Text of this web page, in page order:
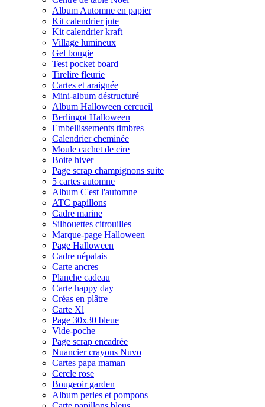
Album Automne en papier
Kit calendrier jute
Kit calendrier kraft
Village lumineux
Gel bougie
Test pocket board
Tirelire fleurie
Cartes et araignée
Mini-album déstructuré
Album Halloween cercueil
Berlingot Halloween
Embellissements timbres
Calendrier cheminée
Moule cachet de cire
Boite hiver
Page scrap champignons suite
5 cartes automne
Album C'est l'automne
ATC papillons
Cadre marine
Silhouettes citrouilles
Marque-page Halloween
Page Halloween
Cadre népalais
Carte ancres
Planche cadeau
Carte happy day
Créas en plâtre
Carte Xl
Page 30x30 bleue
Vide-poche
Page scrap encadrée
Nuancier crayons Nuvo
Cartes papa maman
Cercle rose
Bougeoir garden
Album perles et pompons